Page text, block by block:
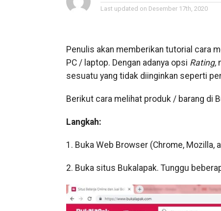
Last updated on Desember 17th, 2020
Penulis akan memberikan tutorial cara
PC / laptop. Dengan adanya opsi Rating,
sesuatu yang tidak diinginkan seperti
Berikut cara melihat produk / barang di
Langkah:
1. Buka Web Browser (Chrome, Mozilla,
2. Buka situs Bukalapak. Tunggu